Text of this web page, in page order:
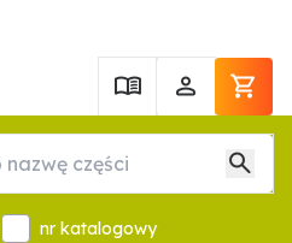
nr katalogowy